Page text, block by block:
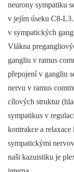
neurony sympatiku
v jejím úseku C8-
v sympatických
Vlákna
gangliu v ramus
přepojení v gangliu
nervu v ramus
cílových struktur
sympatikus v
kontrakce a
sympatickými
naši kazuistiku je